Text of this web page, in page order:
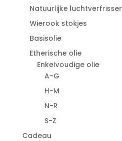
Natuurlijke luchtverfrisser
Wierook stokjes
Basisolie
Etherische olie
Enkelvoudige olie
A-G
H-M
N-R
S-Z
Cadeau